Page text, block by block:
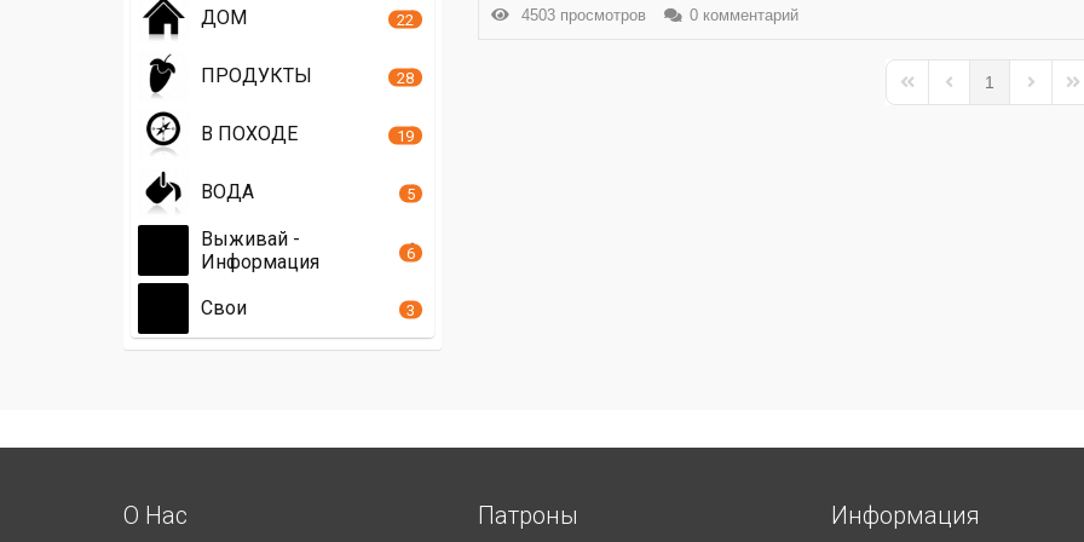
4503 просмотров 0 комментарий
First PagePrevious Page
1
Next
ДОМ 22
ПРОДУКТЫ 28
В ПОХОДЕ 19
ВОДА 5
Выживай -
Информация
6
Свои 3
О Нас Патроны Информация